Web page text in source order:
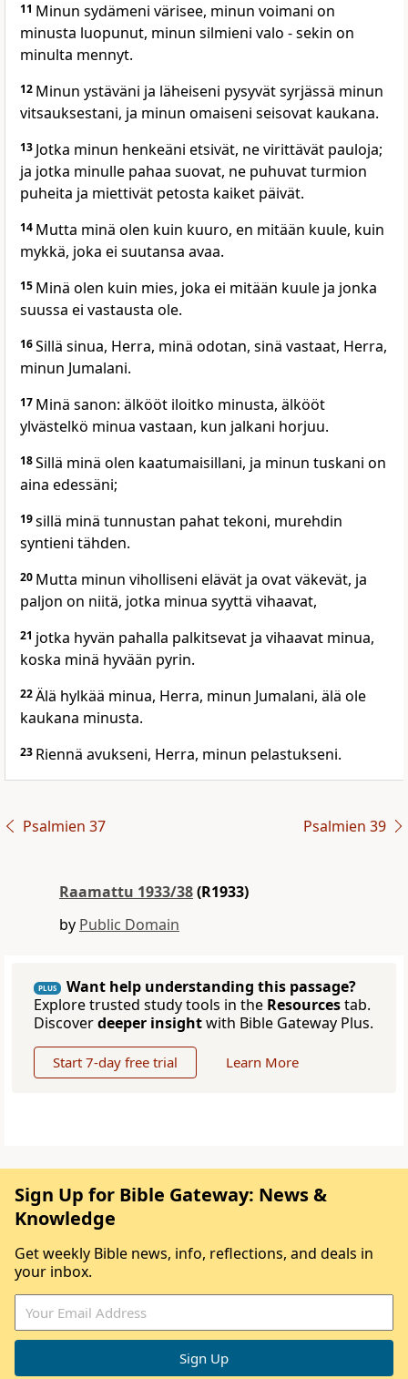
11 Minun sydämeni värisee, minun voimani on
minusta luopunut, minun silmieni valo - sekin on
minulta mennyt.
12 Minun ystäväni ja läheiseni pysyvät syrjässä minun
vitsauksestani, ja minun omaiseni seisovat kaukana.
13 Jotka minun henkeäni etsivät, ne virittävät pauloja;
ja jotka minulle pahaa suovat, ne puhuvat turmion
puheita ja miettivät petosta kaiket päivät.
14 Mutta minä olen kuin kuuro, en mitään kuule, kuin
mykkä, joka ei suutansa avaa.
15 Minä olen kuin mies, joka ei mitään kuule ja jonka
suussa ei vastausta ole.
16Sillä sinua, Herra, minä odotan, sinä vastaat, Herra,
minun Jumalani.
17 Minä sanon: älkööt iloitko minusta, älkööt
ylvästelkö minua vastaan, kun jalkani horjuu.
18Sillä minä olen kaatumaisillani, ja minun tuskani on
aina edessäni;
19sillä minä tunnustan pahat tekoni, murehdin
syntieni tähden.
20 Mutta minun viholliseni elävät ja ovat väkevät, ja
paljon on niitä, jotka minua syyttä vihaavat,
21 jotka hyvän pahalla palkitsevat ja vihaavat minua,
koska minä hyvään pyrin.
22Älä hylkää minua, Herra, minun Jumalani, älä ole
kaukana minusta.
23 Riennä avukseni, Herra, minun pelastukseni.
Psalmien 37 Psalmien 39
Raamattu 1933/38(R1933)
by Public Domain
PLUS
Want help understanding this passage?
Explore trusted study tools in the Resourcestab.
Discoverdeeper insightwith Bible Gateway Plus.
Start 7-day free trial Learn More
Sign Up for Bible Gateway: News &
Knowledge
Get weekly Bible news, info, reflections, and deals in
your inbox.